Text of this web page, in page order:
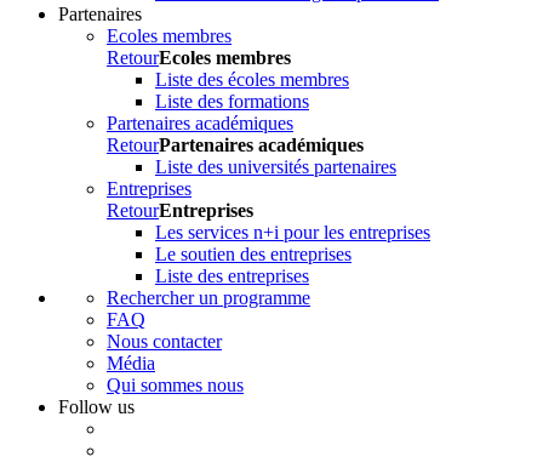
Partenaires
Ecoles membres
RetourEcoles membres
Liste des écoles membres
Liste des formations
Partenaires académiques
RetourPartenaires académiques
Liste des universités partenaires
Entreprises
RetourEntreprises
Les services n+i pour les entreprises
Le soutien des entreprises
Liste des entreprises
Rechercher un programme
FAQ
Nous contacter
Média
Qui sommes nous
Follow us